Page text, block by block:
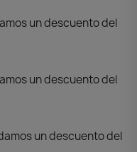
un descuento del
un descuento del
un descuento del